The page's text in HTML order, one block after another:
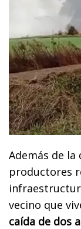
Además de
productores
vecino que
caída de dos